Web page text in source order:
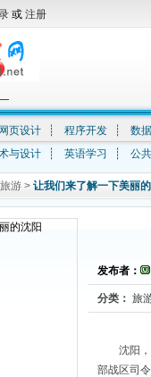
或 注册
网页设计 ┊ 程序开发 ┊ 数
与设计
┊ 英语学习 ┊ 公
旅游 > 让我们来了解一下美丽
发布者：
分类： 旅
沈阳
部战区司